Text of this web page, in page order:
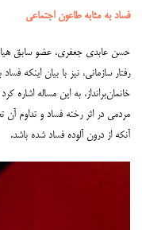
فساد به مثابه طاعون اجتماعی
حسن عابدی جعفری، عضو سابق
رفتار سازمانی، نیز با بیان اینکه
خانمان‌برانداز، به این مساله
مردمی در اثر رخنه فساد و تداوم
آنکه از درون آلوده فساد شده باشد.